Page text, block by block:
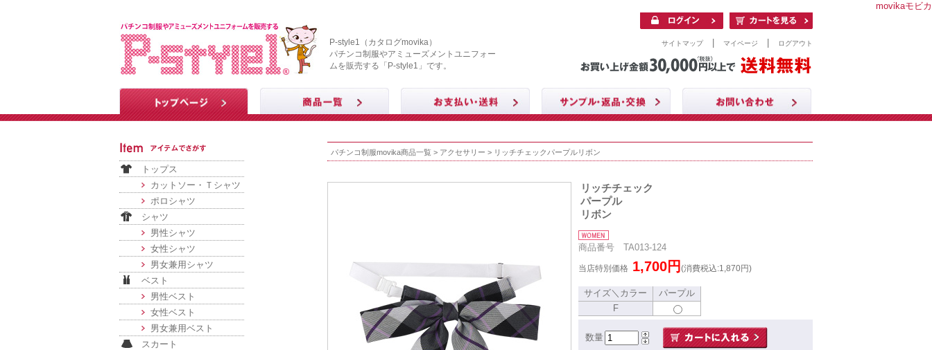
movikaモビカ
P-style1（カタログmovika）
パチンコ制服やアミューズメントユニフォー
ムを販売する「P-style1」です。
サイトマップ| マイページ ログアウト
トップス
カットソー・Ｔシャツ
ポロシャツ
シャツ
男性シャツ
女性シャツ
男女兼用シャツ
ベスト
男性ベスト
女性ベスト
男女兼用ベスト
スカート
パチンコ制服movika商品一覧 > アクセサリー > リッチチェックパープルリボン
リッチチェック
パープル
リボン
商品番号 TA013-124
当店特別価格 1,700円 (消費税込:1,870円)
サイズ＼カラー
パープル
F
数量